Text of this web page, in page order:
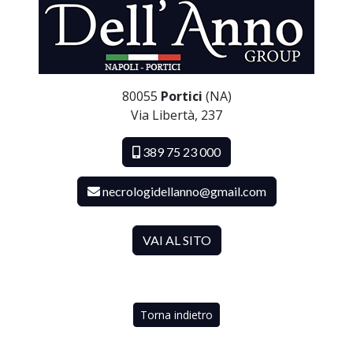
80055 Portici (NA)
Via Libertà, 237
389 75 23 000
necrologidellanno@gmail.com
VAI AL SITO
Torna indietro